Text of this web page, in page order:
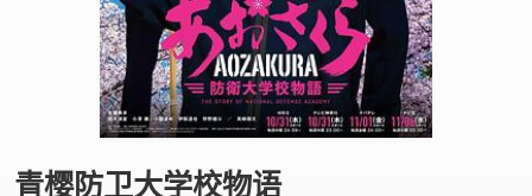
青樱防卫大学校物语